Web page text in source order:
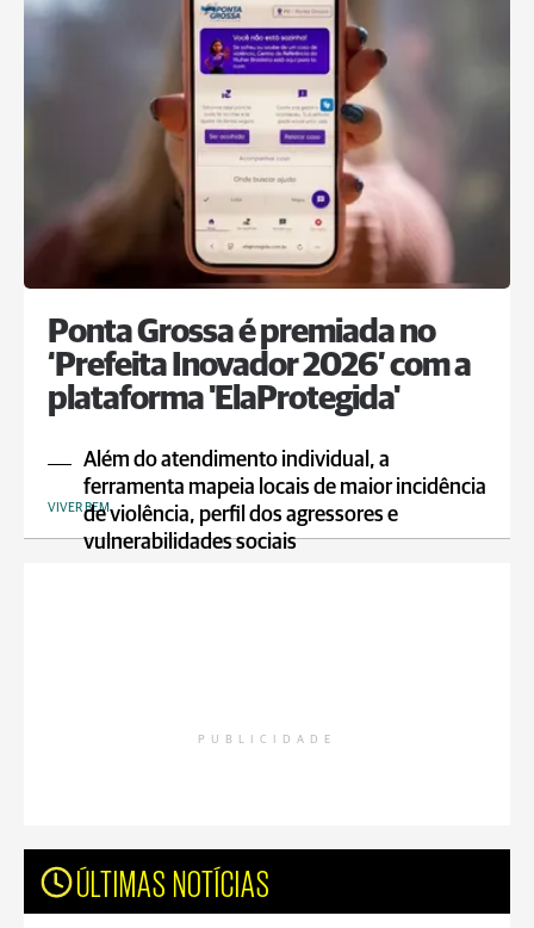
Ponta Grossa é premiada no
‘Prefeita Inovador 2026’ com a
plataforma 'ElaProtegida'
Além do atendimento individual, a
ferramenta mapeia locais de maior incidência
de violência, perfil dos agressores e
vulnerabilidades sociais
VIVER BEM
PUBLICIDADE
ÚLTIMAS NOTÍCIAS